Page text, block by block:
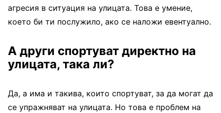
агресия в ситуация на улицата. Това е умение,
което би ти послужило, ако се наложи евентуално.
А други спортуват директно на
улицата, така ли?
Да, а има и такива, които спортуват, за да могат да
се упражняват на улицата. Но това е проблем на